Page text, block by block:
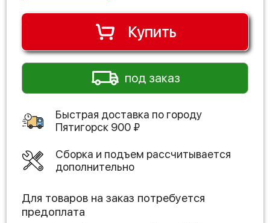
Купить
под заказ
Быстрая доставка по городу
Пятигорск 900 ₽
Сборка и подъем рассчитывается
дополнительно
Для товаров на заказ потребуется
предоплата